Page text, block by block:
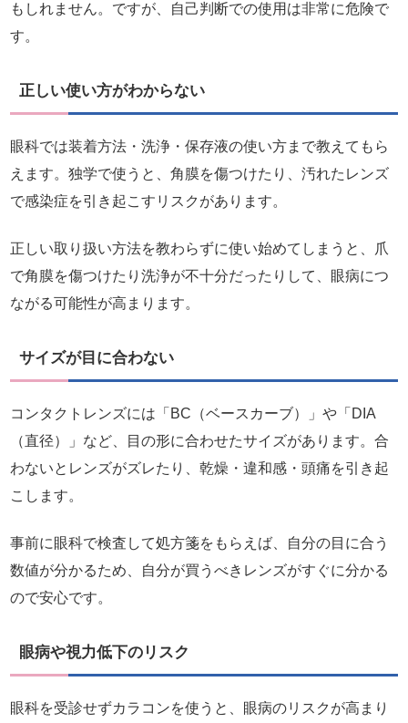
もしれません。ですが、自己判断での使用は非常に危険で
す。
正しい使い方がわからない
眼科では装着方法・洗浄・保存液の使い方まで教えてもら
えます。独学で使うと、角膜を傷つけたり、汚れたレンズ
で感染症を引き起こすリスクがあります。
正しい取り扱い方法を教わらずに使い始めてしまうと、爪
で角膜を傷つけたり洗浄が不十分だったりして、眼病につ
ながる可能性が高まります。
サイズが目に合わない
コンタクトレンズには「BC（ベースカーブ）」や「DIA
（直径）」など、目の形に合わせたサイズがあります。合
わないとレンズがズレたり、乾燥・違和感・頭痛を引き起
こします。
事前に眼科で検査して処方箋をもらえば、自分の目に合う
数値が分かるため、自分が買うべきレンズがすぐに分かる
ので安心です。
眼病や視力低下のリスク
眼科を受診せずカラコンを使うと、眼病のリスクが高まり